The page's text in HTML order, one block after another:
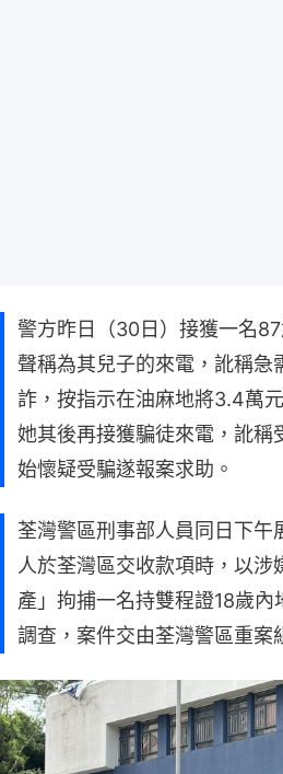
警方昨日（30日）接獲一名
聲稱為其兒子的來電，訛稱急
詐，按指示在油麻地將3.4萬
她其後再接獲騙徒來電，訛稱
始懷疑受騙遂報案求助。
荃灣警區刑事部人員同日下午
人於荃灣區交收款項時，以涉
產」拘捕一名持雙程證18歲內
調查，案件交由荃灣警區重案